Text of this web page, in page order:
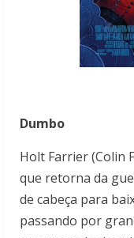
Dumbo
Holt Farrier (Colin
que retorna da
de cabeça para
passando por